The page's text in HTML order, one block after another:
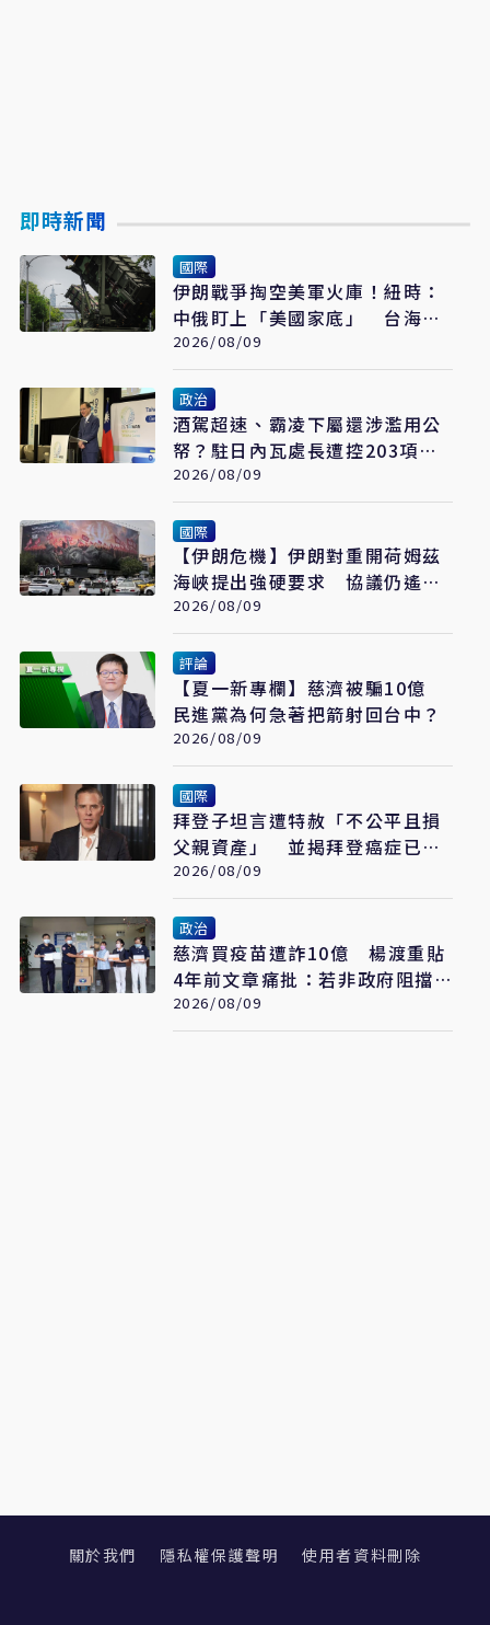
即時新聞
國際
伊朗戰爭掏空美軍火庫！紐時：
中俄盯上「美國家底」 台海戰
力恐成最大受害者
2026/08/09
政治
酒駕超速、霸凌下屬還涉濫用公
帑？駐日內瓦處長遭控203項爭
議 外交部啟動調查
2026/08/09
國際
【伊朗危機】伊朗對重開荷姆茲
海峽提出強硬要求 協議仍遙不
可及
2026/08/09
評論
【夏一新專欄】慈濟被騙10億
民進黨為何急著把箭射回台中？
2026/08/09
國際
拜登子坦言遭特赦「不公平且損
父親資產」 並揭拜登癌症已擴
散至骨骼
2026/08/09
政治
慈濟買疫苗遭詐10億 楊渡重貼
4年前文章痛批：若非政府阻擋
會這樣嗎？
2026/08/09
關於我們 隱私權保護聲明 使用者資料刪除